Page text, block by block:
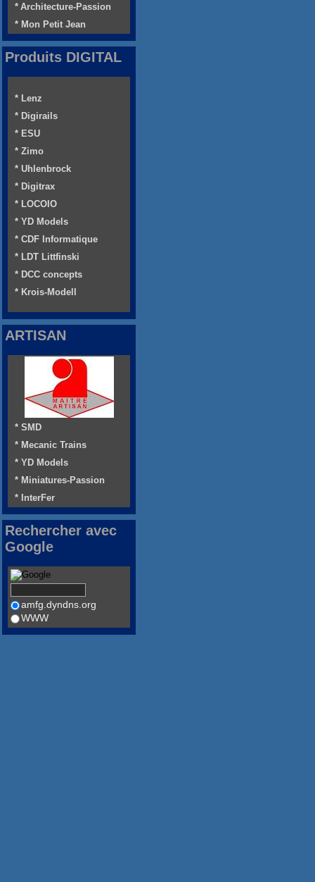
* Architecture-Passion
* Mon Petit Jean
Produits DIGITAL
* Lenz
* Digirails
* ESU
* Zimo
* Uhlenbrock
* Digitrax
* LOCOIO
* YD Models
* CDF Informatique
* LDT Littfinski
* DCC concepts
* Krois-Modell
ARTISAN
* SMD
* Mecanic Trains
* YD Models
* Miniatures-Passion
* InterFer
Rechercher avec
Google
amfg.dyndns.org
WWW